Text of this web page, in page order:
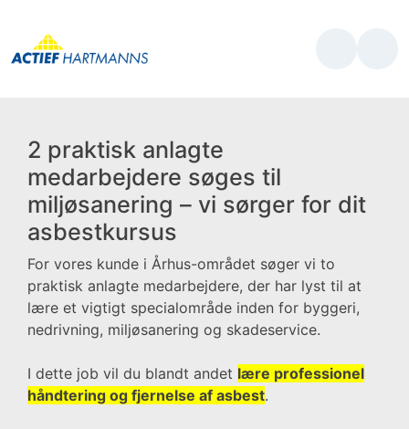
2 praktisk anlagte
medarbejdere søges til
miljøsanering – vi sørger for dit
asbestkursus
For vores kunde i Århus-området søger vi to
praktisk anlagte medarbejdere, der har lyst til at
lære et vigtigt specialområde inden for byggeri,
nedrivning, miljøsanering og skadeservice.
I dette job vil du blandt andet lære professionel
håndtering og fjernelse af asbest.